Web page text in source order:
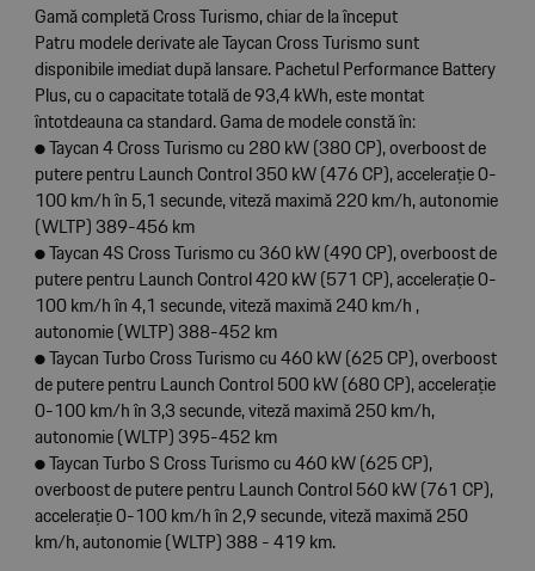
Gamă completă Cross Turismo, chiar de la început
Patru modele derivate ale Taycan Cross Turismo sunt
disponibile imediat după lansare. Pachetul Performance Battery
Plus, cu o capacitate totală de 93,4 kWh, este montat
întotdeauna ca standard. Gama de modele constă în:
● Taycan 4 Cross Turismo cu 280 kW (380 CP), overboost de
putere pentru Launch Control 350 kW (476 CP), accelerație 0-
100 km/h în 5,1 secunde, viteză maximă 220 km/h, autonomie
(WLTP) 389-456 km
● Taycan 4S Cross Turismo cu 360 kW (490 CP), overboost de
putere pentru Launch Control 420 kW (571 CP), accelerație 0-
100 km/h în 4,1 secunde, viteză maximă 240 km/h ,
autonomie (WLTP) 388-452 km
● Taycan Turbo Cross Turismo cu 460 kW (625 CP), overboost
de putere pentru Launch Control 500 kW (680 CP), accelerație
0-100 km/h în 3,3 secunde, viteză maximă 250 km/h,
autonomie (WLTP) 395-452 km
● Taycan Turbo S Cross Turismo cu 460 kW (625 CP),
overboost de putere pentru Launch Control 560 kW (761 CP),
accelerație 0-100 km/h în 2,9 secunde, viteză maximă 250
km/h, autonomie (WLTP) 388 - 419 km.